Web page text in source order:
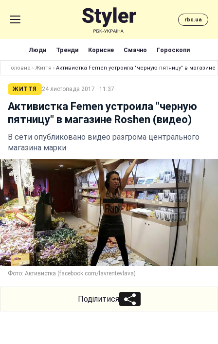
rbc.ua
Люди Тренди Корисне Смачно Гороскопи
Головна › Життя › Активистка Femen устроила "черную пятницу" в
ЖИТТЯ 24 листопада 2017 · 11:37
Активистка Femen устроила "черную
пятницу" в магазине Roshen (видео)
В сети опубликовано видео разгрома центрального
магазина марки
Фото: Активистка (facebook.com/lavrentevlava)
Поділитися